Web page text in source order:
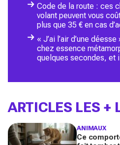
Code de la route : ces
volant peuvent vous
plus que 35 € en cas
« J’ai l’air d’une
chez essence
quelques secondes, et
ARTICLES LES +
ANIMAUX
Ce